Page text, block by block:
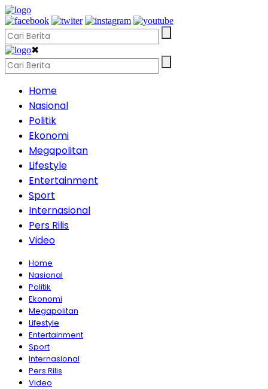
✖
Home
Nasional
Politik
Ekonomi
Megapolitan
Lifestyle
Entertainment
Sport
Internasional
Pers Rilis
Video
Home
Nasional
Politik
Ekonomi
Megapolitan
Lifestyle
Entertainment
Sport
Internasional
Pers Rilis
Video